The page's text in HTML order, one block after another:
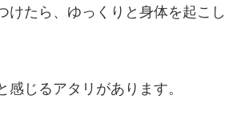
けたら、ゆっくりと身体を起こ
感じるアタリがあります。